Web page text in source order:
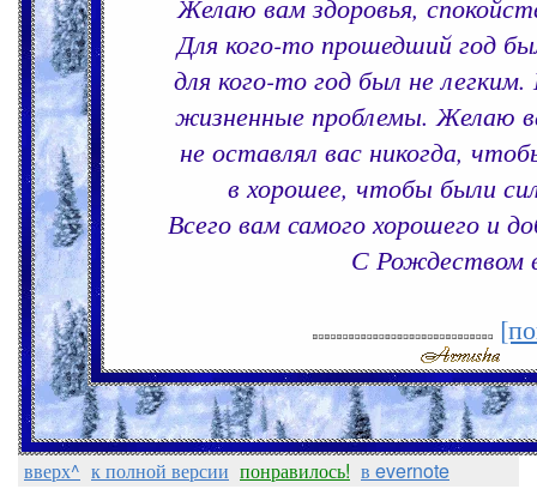
Желаю вам здоровья,
Для кого-то прошедший год
для кого-то год был не
жизненные проблемы. Желаю
не оставлял вас никогда,
в хорошее, чтобы были
Всего вам самого хорошего и
С Рождеством
вверх^ к полной версии понравилось! в evernote